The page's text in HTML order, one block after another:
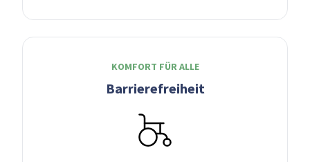
KOMFORT FÜR ALLE
Barrierefreiheit